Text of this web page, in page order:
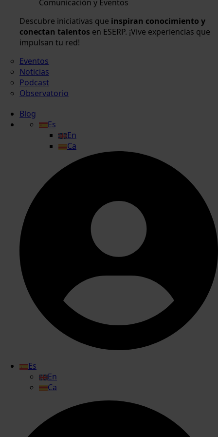
Comunicación y Eventos
Descubre iniciativas que inspiran conocimiento y
conectan talentos en ESERP. ¡Vive experiencias que
impulsan tu red!
Eventos
Noticias
Podcast
Observatorio
Blog
Es
En
Ca
Es
En
Ca